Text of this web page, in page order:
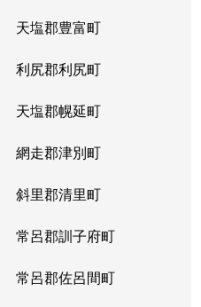
天塩郡豊富町
利尻郡利尻町
天塩郡幌延町
網走郡津別町
斜里郡清里町
常呂郡訓子府町
常呂郡佐呂間町